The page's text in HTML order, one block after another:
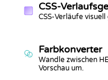
CSS-
CSS-Verläufe
Farbkonverter
Wandle zwischen
Vorschau um.